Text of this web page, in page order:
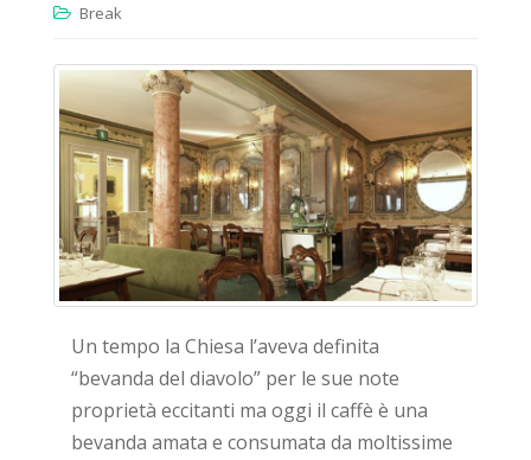
Break
Un tempo la Chiesa l’aveva definita
“bevanda del diavolo” per le sue note
proprietà eccitanti ma oggi il caffè è una
bevanda amata e consumata da moltissime